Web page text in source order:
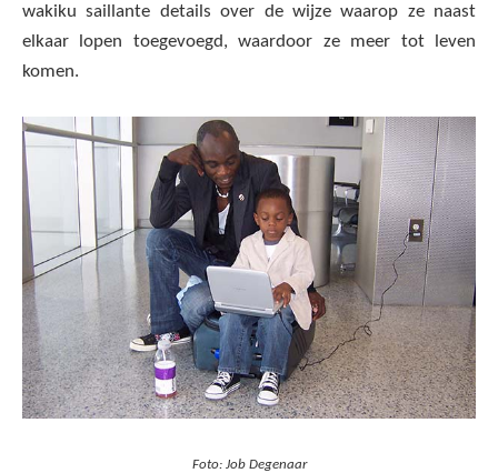
wakiku saillante details over de wijze waarop ze naast
elkaar lopen toegevoegd, waardoor ze meer tot leven
komen.
Foto: Job Degenaar